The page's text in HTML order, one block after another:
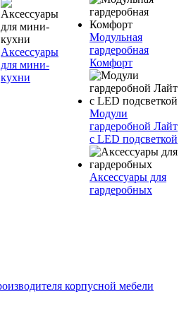
Аксессуары
для мини-
кухни
Модульная
гардеробная
Комфорт
Модули
гардеробной Лайт
с LED подсветкой
Аксессуары для
гардеробных